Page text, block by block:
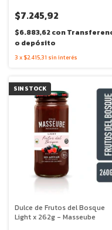
$7.245,92
$6.883,62con
o depósito
3 x $2.415,31 sin interés
SIN STOCK
Dulce de Frutos del Bosque
Light x 262g - Masseube